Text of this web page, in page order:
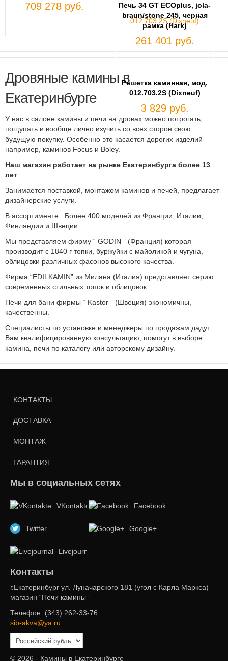
Печь 34 GT ECOplus, jola-
braun/stone 245, черная
рамка (Hark)
261 401 руб.
709 278 руб.
Решетка каминная, мод.
012.703.2S (Dixneuf)
3 829 руб.
Дровяные камины в
Екатеринбурге
У нас в салоне камины и печи на дровах можно потрогать,
пощупать и вообще лично изучить со всех сторон свою
будущую покупку. Особенно это касается дорогих изделий –
например, каминов Focus и Boley.
Наш магазин работает на рынке Екатеринбурга более 13
лет
Занимается поставкой, монтажом каминов и печей, предлагает
дизайнерские услуги.
В ассортименте : Более 400 моделей из Франции, Италии,
Финляндии и Швеции.
Мы представляем фирму “ GODIN ” (Франция) которая
производит с 1840 г топки, буржуйки с майоликой и чугуна,
облицовки различных фасонов высокого качества.
Фирма “EDILKAMIN” из Милана (Италия) представляет серию
современных стильных топок и облицовок.
Печи для бани фирмы “ Kastor ” (Швеция) экономичны,
качественны.
Специалисты по установке и менеджеры по продажам дадут
Вам квалифицированную консультацию, помогут в выборе
камина, печи по каталогу или авторскому дизайну.
КОНТАКТЫ
ДОСТАВКА
МОНТАЖ
ГАРАНТИЯ
Мы в социальных сетях
VKontakte Facebook
Twitter Google+
Livejournal
Контакты
г.Екатеринбург ул. Луначарского 181 (угол с Карла Маркса)
магазин “Печи камины”
Телефон: (343) 262-33-76
sib-akva@ya.ru
© 2026 - Камины в Екатеринбурге